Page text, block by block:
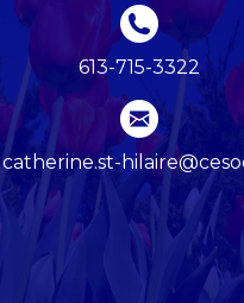
613-715-3322
catherine.st-